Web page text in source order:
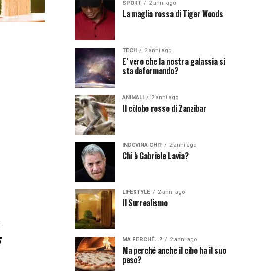
SPORT 2 anni ago
La maglia rossa di Tiger Woods
TECH 2 anni ago
E’ vero che la nostra galassia si
sta deformando?
ANIMALI 2 anni ago
Il còlobo rosso di Zanzibar
INDOVINA CHI? 2 anni ago
Chi è Gabriele Lavia?
LIFESTYLE 2 anni ago
Il Surrealismo
MA PERCHÉ...? 2 anni ago
Ma perché anche il cibo ha il suo
peso?